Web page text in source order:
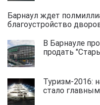
Барнаул ждет
благоустройство
В Барнауле
продать
Туризм-2016:
стало